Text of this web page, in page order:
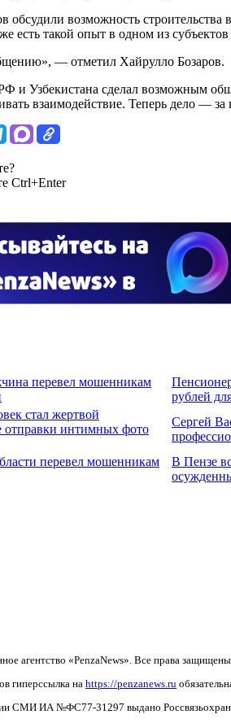
обсудили возможность строительства
есть такой опыт в одном из
— отметил Хайрулло Бозаров.
и Узбекистана сделал возможным
взаимодействие. Теперь дело —
Ctrl+Enter
перевел мошенникам
рублей
стал жертвой
отправки интимных фото
Сергей
перевел мошенникам
В Пензе
агентство «PenzaNews». Все права
гиперссылка на https://penzanews.ru
СМИ ИА №ФС77-31297 выдано